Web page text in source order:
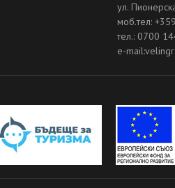
ул.
моб.тел:
тел.: 0700
e-